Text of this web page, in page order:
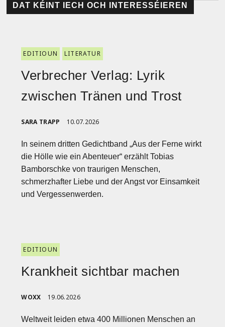
DAT KÉINT IECH OCH INTERESSÉIEREN
EDITIOUN LITERATUR
Verbrecher Verlag: Lyrik
zwischen Tränen und Trost
SARA TRAPP 10.07.2026
In seinem dritten Gedichtband „Aus der Ferne wirkt
die Hölle wie ein Abenteuer“ erzählt Tobias
Bamborschke von traurigen Menschen,
schmerzhafter Liebe und der Angst vor Einsamkeit
und Vergessenwerden.
EDITIOUN
Krankheit sichtbar machen
WOXX 19.06.2026
Weltweit leiden etwa 400 Millionen Menschen an